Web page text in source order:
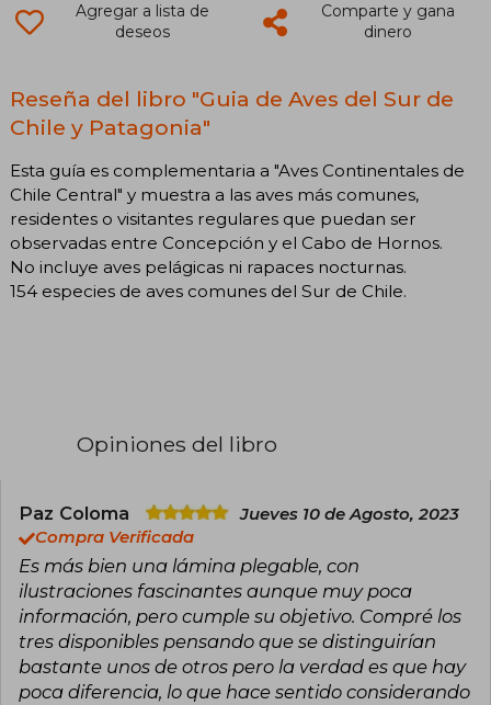
Agregar a lista de
deseos
Comparte y gana
dinero
Reseña del libro "Guia de Aves del Sur de
Chile y Patagonia"
Esta guía es complementaria a "Aves Continentales de
Chile Central" y muestra a las aves más comunes,
residentes o visitantes regulares que puedan ser
observadas entre Concepción y el Cabo de Hornos.
No incluye aves pelágicas ni rapaces nocturnas.
154 especies de aves comunes del Sur de Chile.
Opiniones del libro
Paz Coloma
Jueves 10 de Agosto, 2023
Compra Verificada
Es más bien una lámina plegable, con
ilustraciones fascinantes aunque muy poca
información, pero cumple su objetivo. Compré los
tres disponibles pensando que se distinguirían
bastante unos de otros pero la verdad es que hay
poca diferencia, lo que hace sentido considerando